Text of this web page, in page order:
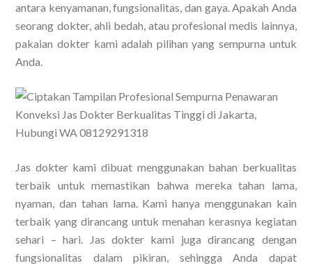
antara kenyamanan, fungsionalitas, dan gaya. Apakah Anda
seorang dokter, ahli bedah, atau profesional medis lainnya,
pakaian dokter kami adalah pilihan yang sempurna untuk
Anda.
Jas dokter kami dibuat menggunakan bahan berkualitas
terbaik untuk memastikan bahwa mereka tahan lama,
nyaman, dan tahan lama. Kami hanya menggunakan kain
terbaik yang dirancang untuk menahan kerasnya kegiatan
sehari – hari. Jas dokter kami juga dirancang dengan
fungsionalitas dalam pikiran, sehingga Anda dapat